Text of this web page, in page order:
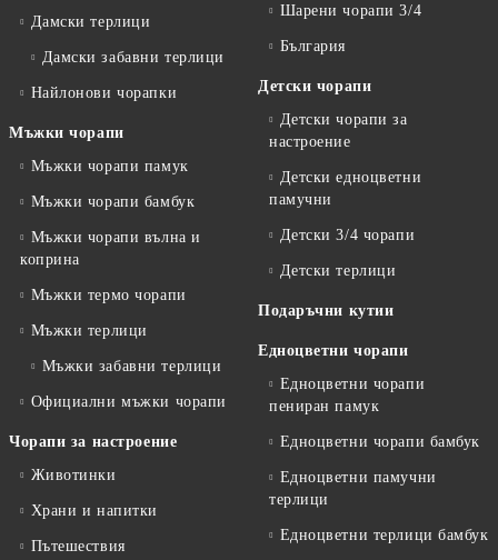
Дамски терлици
Дамски забавни терлици
Найлонови чорапки
Мъжки чорапи
Мъжки чорапи памук
Мъжки чорапи бамбук
Мъжки чорапи вълна и
коприна
Мъжки термо чорапи
Мъжки терлици
Мъжки забавни терлици
Официални мъжки чорапи
Чорапи за настроение
Животинки
Храни и напитки
Пътешествия
Шарени чорапи 3/4
България
Детски чорапи
Детски чорапи за
настроение
Детски едноцветни
памучни
Детски 3/4 чорапи
Детски терлици
Подаръчни кутии
Едноцветни чорапи
Едноцветни чорапи
пениран памук
Едноцветни чорапи бамбук
Едноцветни памучни
терлици
Едноцветни терлици бамбук